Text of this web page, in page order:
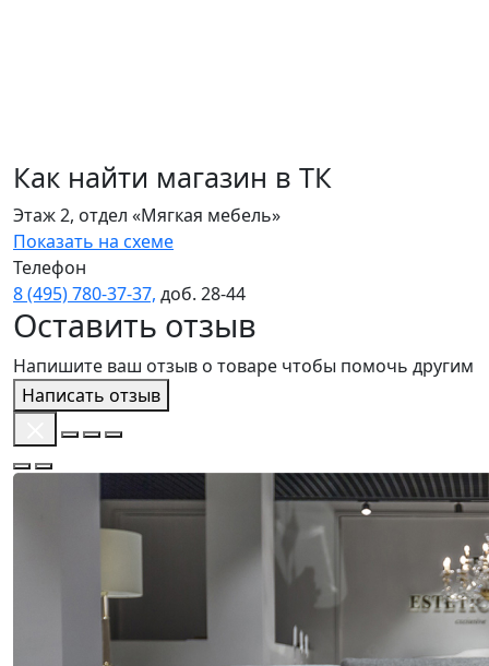
Как найти магазин в ТК
Этаж 2, отдел «Мягкая мебель»
Показать на схеме
Телефон
8 (495) 780‑37‑37, доб. 28‑44
Оставить отзыв
Напишите ваш отзыв о товаре чтобы помочь другим
Написать отзыв